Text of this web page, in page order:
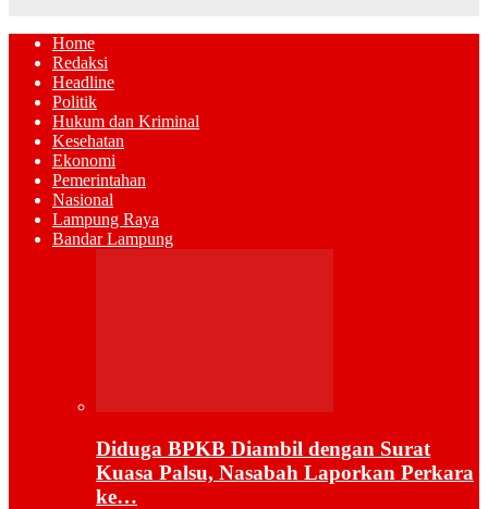
Home
Redaksi
Headline
Politik
Hukum dan Kriminal
Kesehatan
Ekonomi
Pemerintahan
Nasional
Lampung Raya
Bandar Lampung
Diduga BPKB Diambil dengan Surat
Kuasa Palsu, Nasabah Laporkan Perkara
ke…